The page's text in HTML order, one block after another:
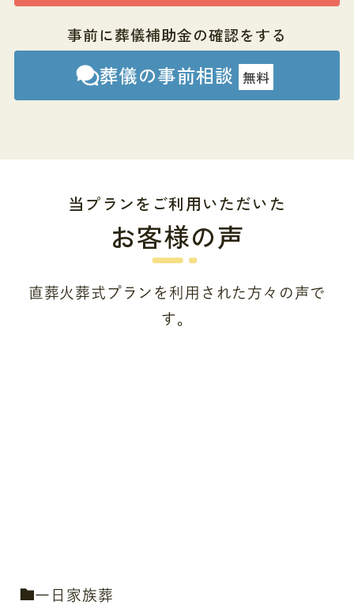
事前に葬儀補助金の確認をする
葬儀の事前相談 無料
当プランをご利用いただいた
お客様の声
直葬火葬式プランを利用された方々の声で
す。
二日家族葬